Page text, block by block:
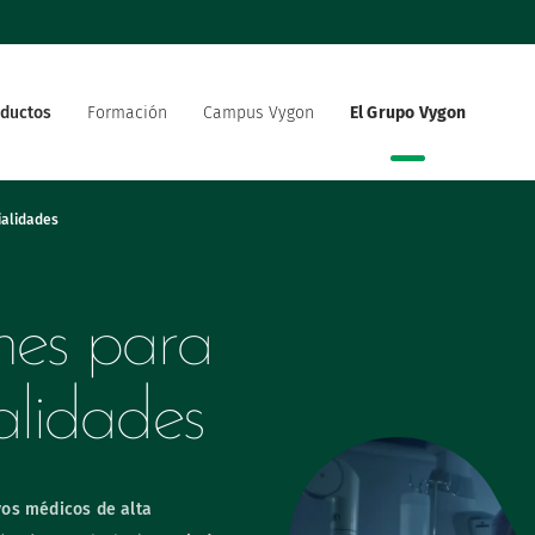
Formación Campus Vygon El Grupo Vygon
mundo Nuestra oferta
del sector sanitario
para
médicos de alta